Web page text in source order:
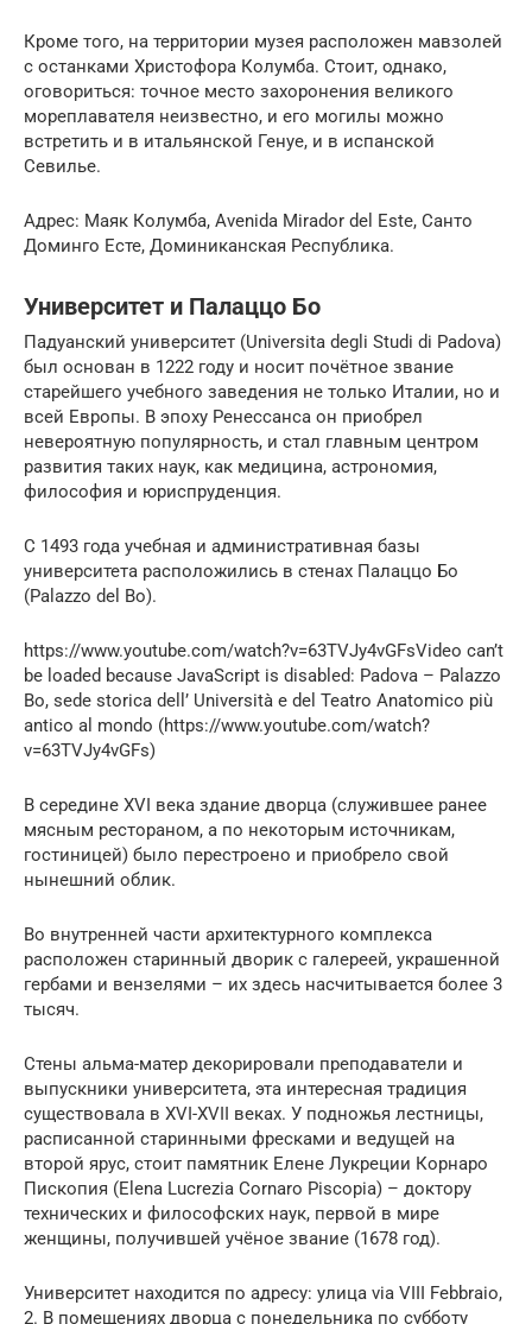
Кроме того, на территории музея расположен мавзолей
с останками Христофора Колумба. Стоит, однако,
оговориться: точное место захоронения великого
мореплавателя неизвестно, и его могилы можно
встретить и в итальянской Генуе, и в испанской
Севилье.
Адрес: Маяк Колумба, Avenida Mirador del Este, Санто
Доминго Eсте, Доминиканская Республика.
Университет и Палаццо Бо
Падуанский университет (Universita degli Studi di Padova)
был основан в 1222 году и носит почётное звание
старейшего учебного заведения не только Италии, но и
всей Европы. В эпоху Ренессанса он приобрел
невероятную популярность, и стал главным центром
развития таких наук, как медицина, астрономия,
философия и юриспруденция.
С 1493 года учебная и административная базы
университета расположились в стенах Палаццо Бо
(Palazzo del Bo).
https://www.youtube.com/watch?v=63TVJy4vGFsVideo can’t
be loaded because JavaScript is disabled: Padova – Palazzo
Bo, sede storica dell’ Università e del Teatro Anatomico più
antico al mondo (https://www.youtube.com/watch?
v=63TVJy4vGFs)
В середине XVI века здание дворца (служившее ранее
мясным рестораном, а по некоторым источникам,
гостиницей) было перестроено и приобрело свой
нынешний облик.
Во внутренней части архитектурного комплекса
расположен старинный дворик с галереей, украшенной
гербами и вензелями – их здесь насчитывается более 3
тысяч.
Стены альма-матер декорировали преподаватели и
выпускники университета, эта интересная традиция
существовала в XVI-XVII веках. У подножья лестницы,
расписанной старинными фресками и ведущей на
второй ярус, стоит памятник Елене Лукреции Корнаро
Пископия (Elena Lucrezia Cornaro Piscopia) – доктору
технических и философских наук, первой в мире
женщины, получившей учёное звание (1678 год).
Университет находится по адресу: улица via VIII Febbraio,
2. В помещениях дворца с понедельника по субботу